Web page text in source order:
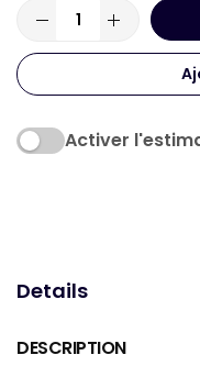
Activer
Details
DESCRIPTION